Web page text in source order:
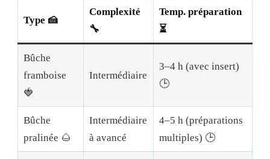
Type 🍰
Complexité
🔧
Temp. préparation
⏳
Bûche
framboise
🍓
Intermédiaire
3–4 h (avec insert)
🕒
Bûche
pralinée 🌰
Intermédiaire
à avancé
4–5 h (préparations
multiples) 🕒